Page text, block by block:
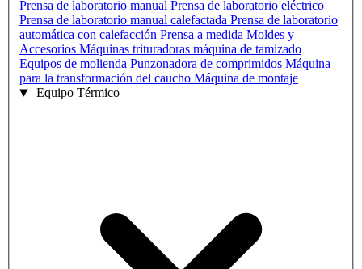
Prensa de laboratorio manual Prensa de laboratorio eléctrico
Prensa de laboratorio manual calefactada Prensa de laboratorio
automática con calefacción Prensa a medida Moldes y
Accesorios Máquinas trituradoras máquina de tamizado
Equipos de molienda Punzonadora de comprimidos Máquina
para la transformación del caucho Máquina de montaje
Equipo Térmico